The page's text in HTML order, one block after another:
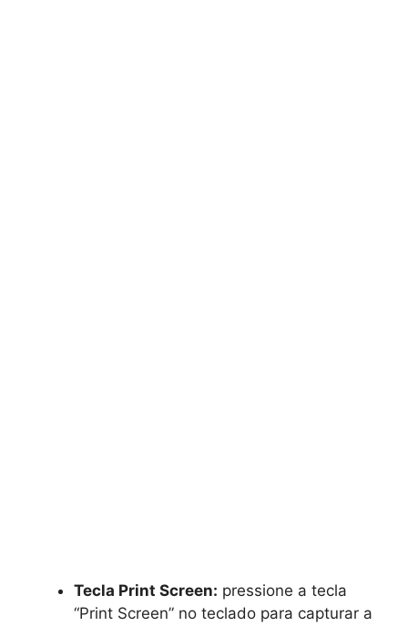
Tecla Print Screen: pressione a tecla
“Print Screen” no teclado para capturar a